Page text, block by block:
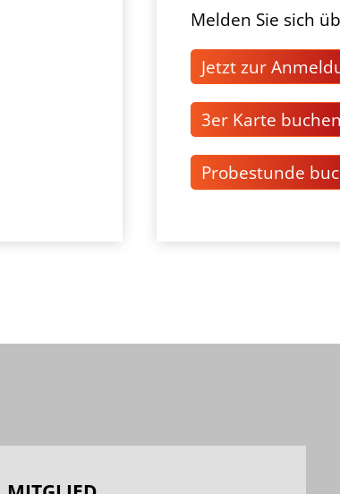
Melden Sie sich
Jetzt zur
3er Karte buchen
Probestunde